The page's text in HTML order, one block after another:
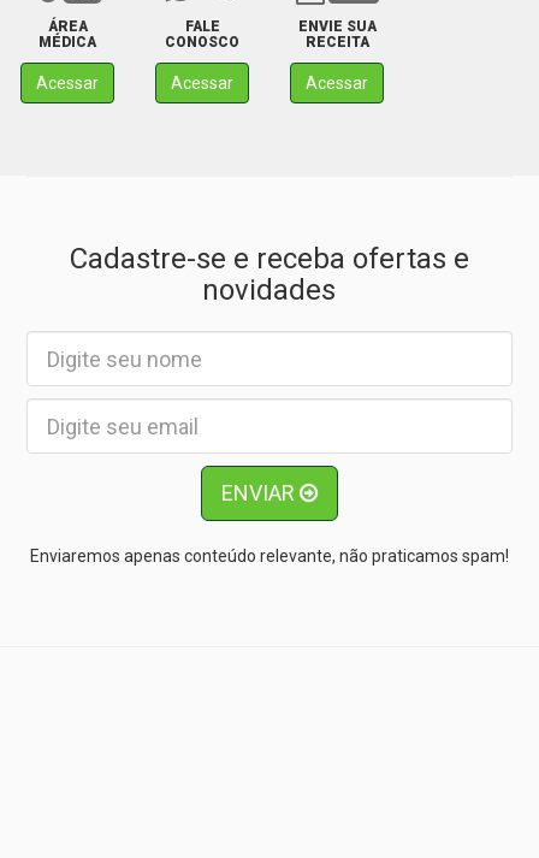
ÁREA
MÉDICA
Acessar
FALE
CONOSCO
Acessar
ENVIE SUA
RECEITA
Acessar
Cadastre-se e receba ofertas e
novidades
ENVIAR
Enviaremos apenas conteúdo relevante, não praticamos spam!